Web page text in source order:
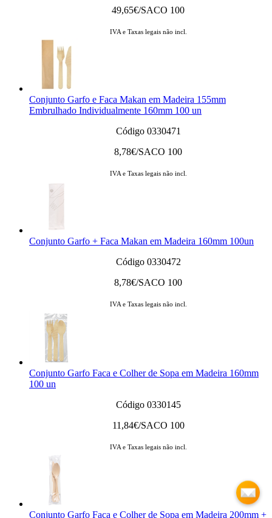
49,65€/SACO 100
IVA e Taxas legais não incl.
Conjunto Garfo e Faca Makan em Madeira 155mm
Embrulhado Individualmente 160mm 100 un
Código 0330471
8,78€/SACO 100
IVA e Taxas legais não incl.
Conjunto Garfo + Faca Makan em Madeira 160mm 100un
Código 0330472
8,78€/SACO 100
IVA e Taxas legais não incl.
Conjunto Garfo Faca e Colher de Sopa em Madeira 160mm
100 un
Código 0330145
11,84€/SACO 100
IVA e Taxas legais não incl.
Conjunto Garfo Faca e Colher de Sopa em Madeira 200mm +